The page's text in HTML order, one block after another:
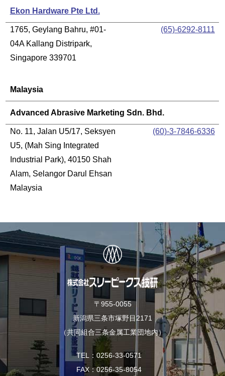
Ekon Hardware Pte Ltd.
1765, Geylang Bahru, #01-
04A Kallang Distripark,
Singapore 339701
(65)-6292-8111
Malaysia
Advanced Abrasive Marketing Sdn. Bhd.
No. 11, Jalan U5/17, Seksyen
U5, (Mah Sing Integrated
Industrial Park), 40150 Shah
Alam, Selangor Darul Ehsan
Malaysia
(60)-3-7846-6336
〒955-0055
新潟県三条市塚野目2171
（共同組合三条金属工業団地内）
TEL
0256-33-0571
FAX
0256-35-8054